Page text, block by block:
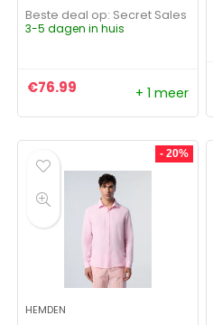
Beste deal op:
Secret Sales
3-5 dagen in huis
€76.99 + 1 meer
- 20%
HEMDEN